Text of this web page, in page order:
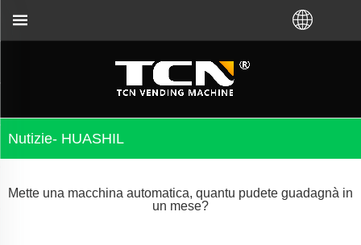
Nutizie- HUASHIL
Mette una macchina automatica, quantu pudete guadagnà in
un mese?
guida di i vending machine è a risoluzione di i